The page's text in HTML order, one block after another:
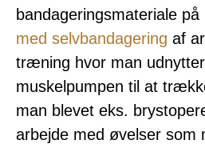
bandageringsmateriale
med selvbandagering af
træning hvor man
muskelpumpen til at
man blevet eks.
arbejde med øvelser